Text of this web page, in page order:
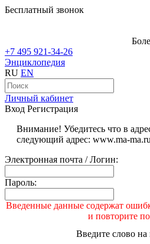
Бесплатный звонок
+7 495 921-34-26
Энциклопедия
RU EN
Личный кабинет
Вход Регистрация
Внимание! Убедитесь что в
следующий адрес: www.ma-ma.ru
Электронная почта / Логин:
Пароль:
Введенные данные содержат
и повторите
Введите слово на